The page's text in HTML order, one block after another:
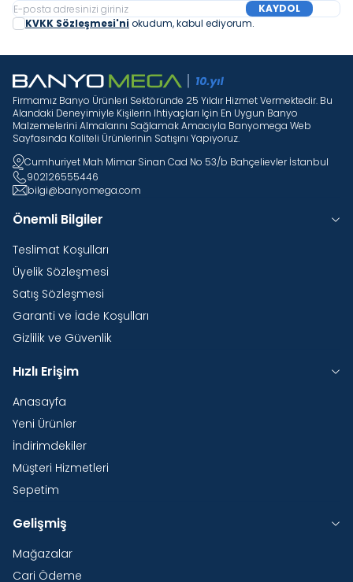
KAYDOL
KVKK Sözleşmesi'ni okudum, kabul ediyorum.
Firmamız Banyo Ürünleri Sektöründe 25 Yıldır Hizmet Vermektedir. Bu
Alandaki Deneyimiyle Kişilerin Ihtiyaçları Için En Uygun Banyo
Malzemelerini Almalarını Sağlamak Amacıyla Banyomega Web
Sayfasında Kaliteli Ürünlerinin Satışını Yapıyoruz.
Cumhuriyet Mah Mimar Sinan Cad No 53/b Bahçelievler İstanbul
902126555446
bilgi@banyomega.com
Önemli Bilgiler
Teslimat Koşulları
Üyelik Sözleşmesi
Satış Sözleşmesi
Garanti ve İade Koşulları
Gizlilik ve Güvenlik
Hızlı Erişim
Anasayfa
Yeni Ürünler
İndirimdekiler
Müşteri Hizmetleri
Sepetim
Gelişmiş
Mağazalar
Cari Ödeme